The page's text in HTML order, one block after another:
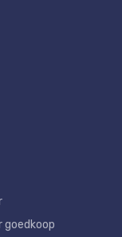
goedkoop